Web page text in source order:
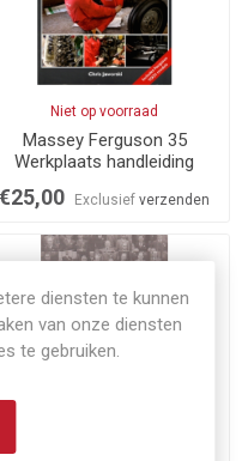
Niet op voorraad
Massey Ferguson 35
Werkplaats handleiding
€25,00 Exclusiefverzenden
diensten te kunnen
van onze diensten
te gebruiken.